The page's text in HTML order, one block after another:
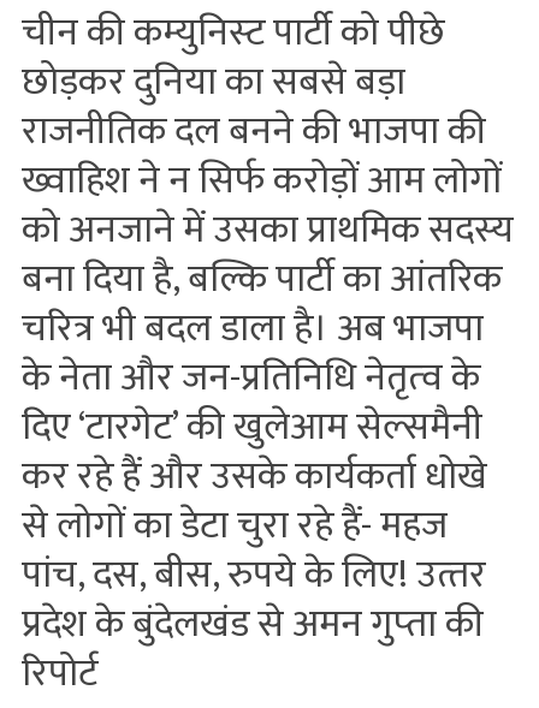
चीन की कम्‍युनिस्‍ट पार्टी को पीछे
छोड़कर दुनिया का सबसे बड़ा
राजनीतिक दल बनने की भाजपा की
ख्‍वाहिश ने न सिर्फ करोड़ों आम लोगों
को अनजाने में उसका प्राथमिक सदस्‍य
बना दिया है, बल्कि पार्टी का आंतरिक
चरित्र भी बदल डाला है। अब भाजपा
के नेता और जन-प्रतिनिधि नेतृत्‍व के
दिए ‘टारगेट’ की खुलेआम सेल्‍समैनी
कर रहे हैं और उसके कार्यकर्ता धोखे
से लोगों का डेटा चुरा रहे हैं- महज
पांच, दस, बीस, रुपये के लिए! उत्‍तर
प्रदेश के बुंदेलखंड से अमन गुप्‍ता की
रिपोर्ट